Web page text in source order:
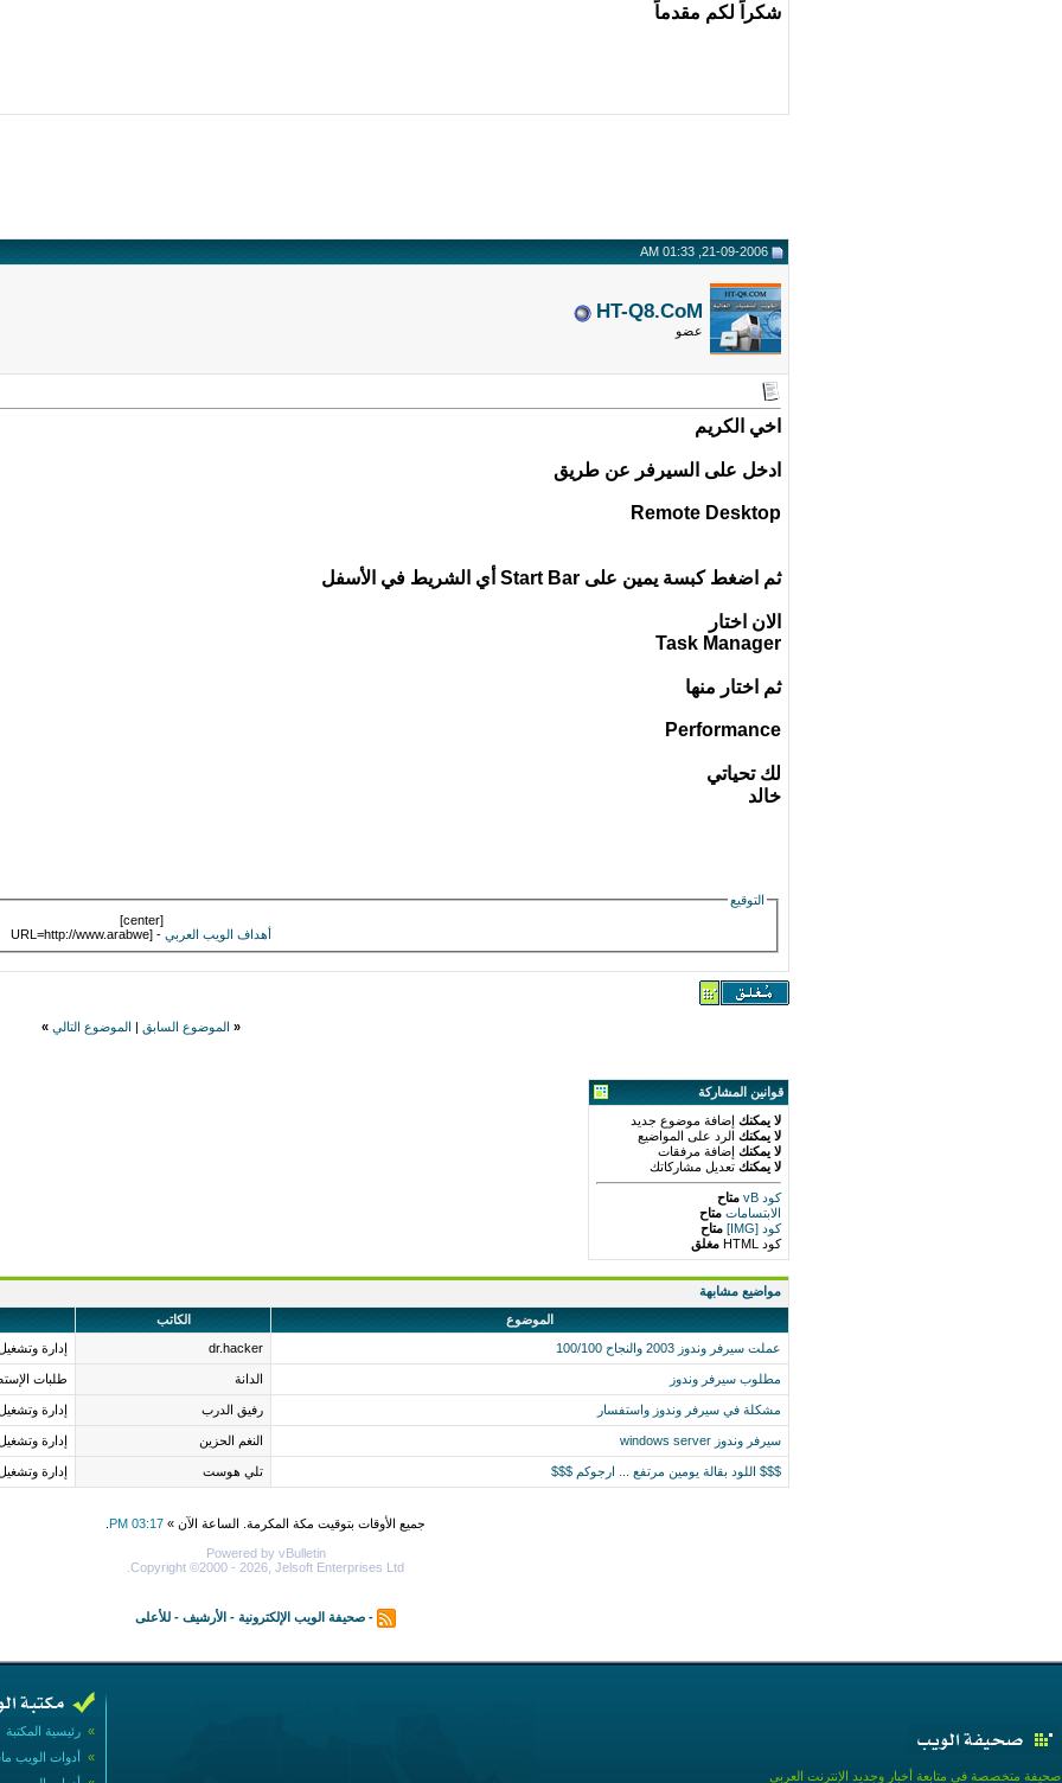
شكراً لكم مقدماً
HT-Q8.CoM
عضو
اخي الكريم
ادخل على السيرفر عن طريق
Remote Desktop
ثم اضغط كبسة يمين على Start Bar أي الشريط في الأسفل
الان اختار
Task Manager
ثم اختار منها
Performance
لك تحياتي
خالد
التوقيع
[center]
أهداف الويب العربي - [URL=http://www.arabwe
« الموضوع السابق الموضوع التالي »
قوانين المشاركة
لا يمكنك إضافة موضوع جديد
لا يمكنك الرد على المواضيع
لا يمكنك إضافة مرفقات
لا يمكنك تعديل مشاركاتك
كود vB
متاح
الابتسامات متاح
كود [IMG]
متاح
كود HTML
مغلق
مواضيع مشابهة
الموضوع
الكاتب
عملت سيرفر وندوز 2003 والنجاح 100/100
dr.hacker إدارة
مطلوب سيرفر وندوز الدانة طلبات
مشكلة في سيرفر وندوز واستفسار رفيق الدرب إدارة
سيرفر وندوز windows server النغم الحزين إدارة
$$$ اللود بقالة يومين مرتفع ... ارجوكم $$$ تلي هوست إدارة
جميع الأوقات بتوقيت مكة المكرمة. الساعة الآن » 03:17 PM
Powered by vBulletin
Copyright ©2000 - 2026, Jelsoft Enterprises Ltd.
- صحيفة الويب الإلكترونية - الأرشيف - للأعلى
» رئيسية المكتبة
» أدوات الويب
صحيفة متخصصة في متابعة أخبار وجديد الإنترنت العربي